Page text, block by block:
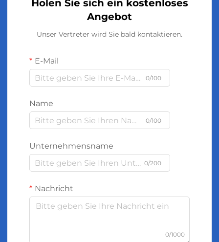
Holen Sie sich ein kostenloses
Angebot
Unser Vertreter wird Sie bald kontaktieren.
E-Mail
0/100
Name
0/100
Unternehmensname
0/200
Nachricht
0/1000